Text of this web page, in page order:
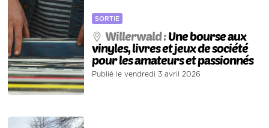
SORTIE
Willerwald :Une bourse aux
vinyles, livres et jeux de société
pour les amateurs et passionnés
Publié le vendredi 3 avril 2026